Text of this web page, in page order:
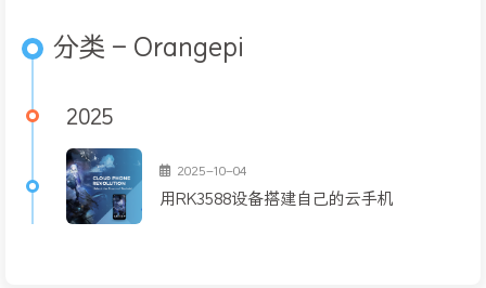
分类 - Orangepi
2025
2025-10-04
用RK3588设备搭建自己的云手机